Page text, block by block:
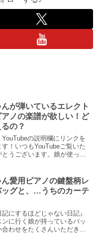
んが弾いているエレクト
ノの楽譜が欲しい！ど
の？
の説明欄にリンクを
す！いつもYouTubeご覧いた
とうございます。娘が使って
とはまた違うの…？説明欄
ん愛用ピアノの鍵盤柄レ
ッグと、…うちのカーテ
にするほどじゃない日記』
に行く娘が持っているバッ
わせをたくさんいただきま